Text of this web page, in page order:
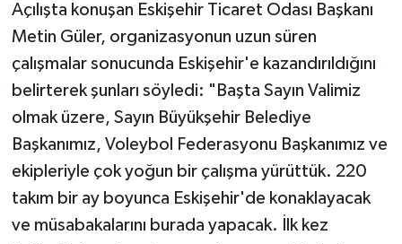
Açılışta konuşan Eskişehir Ticaret Odası Başkanı
Metin Güler, organizasyonun uzun süren
çalışmalar sonucunda Eskişehir'e kazandırıldığını
belirterek şunları söyledi: "Başta Sayın Valimiz
olmak üzere, Sayın Büyükşehir Belediye
Başkanımız, Voleybol Federasyonu Başkanımız ve
ekipleriyle çok yoğun bir çalışma yürüttük. 220
takım bir ay boyunca Eskişehir'de konaklayacak
ve müsabakalarını burada yapacak. İlk kez